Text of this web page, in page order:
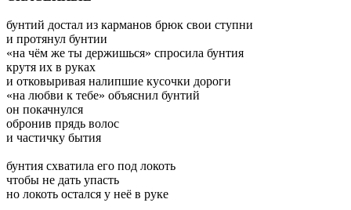
бунтий достал из карманов брюк свои ступни
и протянул бунтии
«на чём же ты держишься» спросила бунтия
крутя их в руках
и отковыривая налипшие кусочки дороги
«на любви к тебе» объяснил бунтий
он покачнулся
обронив прядь волос
и частичку бытия
бунтия схватила его под локоть
чтобы не дать упасть
но локоть остался у неё в руке